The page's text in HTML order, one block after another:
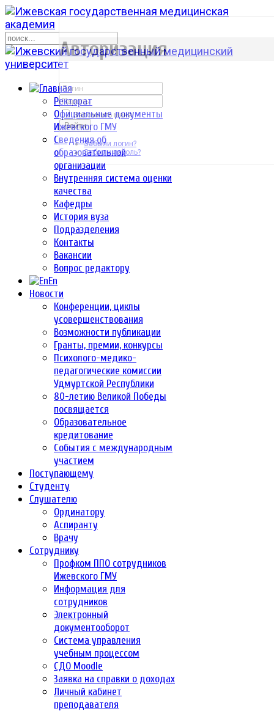
Ректорат
Официальные документы
Ижевского ГМУ
Сведения об
образовательной
организации
Внутренняя система оценки
качества
Кафедры
История вуза
Подразделения
Контакты
Вакансии
Вопрос редактору
En
Новости
Конференции, циклы
усовершенствования
Возможности публикации
Гранты, премии, конкурсы
Психолого-медико-
педагогические комиссии
Удмуртской Республики
80-летию Великой Победы
посвящается
Образовательное
кредитование
События с международным
участием
Поступающему
Студенту
Слушателю
Ординатору
Аспиранту
Врачу
Сотруднику
Профком ППО сотрудников
Ижевского ГМУ
Информация для
сотрудников
Электронный
документооборот
Система управления
учебным процессом
СДО Moodle
Заявка на справки о доходах
Личный кабинет
преподавателя
р
Авторизация
Запомнить меня
Войти
Забыли логин?
Забыли пароль?